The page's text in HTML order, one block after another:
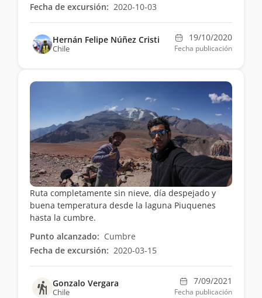
Fecha de excursión: 2020-10-03
Hernán Felipe Núñez Cristi
Chile
19/10/2020
Fecha publicación
Ruta completamente sin nieve, día despejado y
buena temperatura desde la laguna Piuquenes
hasta la cumbre.
Punto alcanzado: Cumbre
Fecha de excursión: 2020-03-15
Gonzalo Vergara
Chile
7/09/2021
Fecha publicación